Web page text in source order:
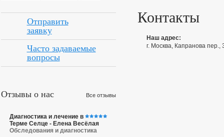
Отправить
заявку
Часто задаваемые
вопросы
Отзывы о нас Все отзывы
Диагностика и лечение в
Терме Селце - Елена Весёлая
Обследования и диагностика
Контакты
Наш адрес:
г. Москва, Капранова пер.,